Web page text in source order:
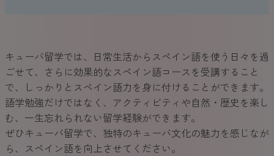
キューバ留学では、日常生活からスペイン語を使う日々を過
ごせて、さらに効果的なスペイン語コースを受講すること
で、しっかりとスペイン語力を身に付けることができます。
語学勉強だけではなく、アクティビティや自然・歴史を楽し
む、一生忘れられない留学経験ができます。
ぜひキューバ留学で、独特のキューバ文化の魅力を感じなが
ら、スペイン語を向上させてください。